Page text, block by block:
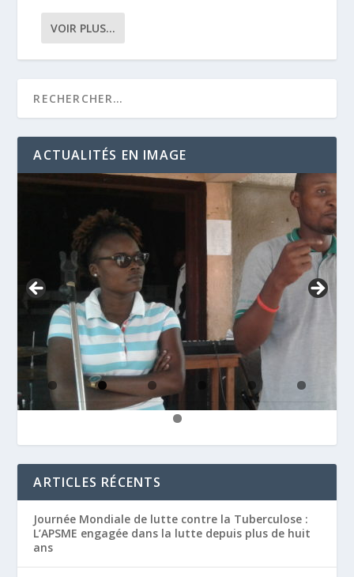
VOIR PLUS...
ACTUALITÉS EN IMAGE
ARTICLES RÉCENTS
Journée Mondiale de lutte contre la Tuberculose :
L’APSME engagée dans la lutte depuis plus de huit
ans